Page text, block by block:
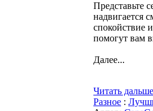
Представьте
надвигается
спокойствие
помогут вам
Далее...
Читать
Разное :